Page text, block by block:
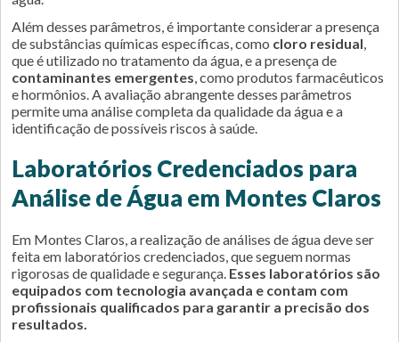
Além desses parâmetros, é importante considerar a presença
de substâncias químicas específicas, como cloro residual,
que é utilizado no tratamento da água, e a presença de
contaminantes emergentes, como produtos farmacêuticos
e hormônios. A avaliação abrangente desses parâmetros
permite uma análise completa da qualidade da água e a
identificação de possíveis riscos à saúde.
Laboratórios Credenciados para
Análise de Água em Montes Claros
Em Montes Claros, a realização de análises de água deve ser
feita em laboratórios credenciados, que seguem normas
rigorosas de qualidade e segurança. Esses laboratórios são
equipados com tecnologia avançada e contam com
profissionais qualificados para garantir a precisão dos
resultados.